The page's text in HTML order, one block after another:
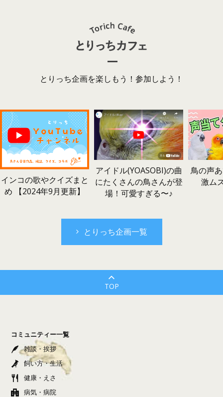
とりっち企画を楽しもう！参加しよう！
インコの歌やクイズまと
め 【2024年9月更新】
アイドル(YOASOBI)の曲
にたくさんの鳥さんが登
場！可愛すぎる〜♪
鳥の声
激ム
とりっち企画一覧
TOP
コミュニティー一覧
雑談・挨拶
飼い方・生活
健康・えさ
病気・病院